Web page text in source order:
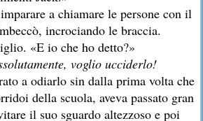
a chiamare le persone con il
incrociando le braccia.
«E io che ho detto?»
voglio ucciderlo!
a odiarlo sin dalla prima volta che
della scuola, aveva passato gran
il suo sguardo altezzoso e poi